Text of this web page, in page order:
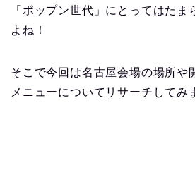
「ポップン世代」にとってはたま
よね！
そこで今回は名古屋会場の場所や
メニューについてリサーチしてみ